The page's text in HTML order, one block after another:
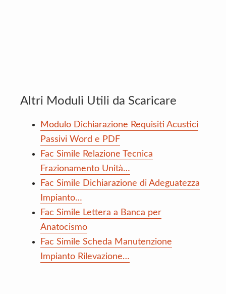
Altri Moduli Utili da Scaricare
Modulo Dichiarazione Requisiti Acustici
Passivi Word e PDF
Fac Simile Relazione Tecnica
Frazionamento Unità…
Fac Simile Dichiarazione di Adeguatezza
Impianto…
Fac Simile Lettera a Banca per
Anatocismo
Fac Simile Scheda Manutenzione
Impianto Rilevazione…